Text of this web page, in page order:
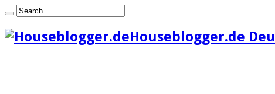
Houseblogger.de